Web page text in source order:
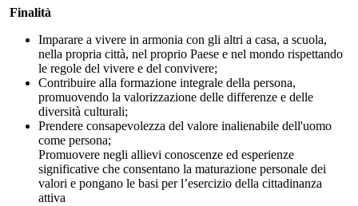
Finalità
Imparare a vivere in armonia con gli altri a casa, a scuola,
nella propria città, nel proprio Paese e nel mondo rispettando
le regole del vivere e del convivere;
Contribuire alla formazione integrale della persona,
promuovendo la valorizzazione delle differenze e delle
diversità culturali;
Prendere consapevolezza del valore inalienabile dell'uomo
come persona;
Promuovere negli allievi conoscenze ed esperienze
significative che consentano la maturazione personale dei
valori e pongano le basi per l’esercizio della cittadinanza
attiva